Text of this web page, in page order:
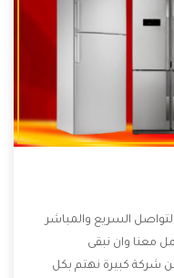
السريع والمباشر
معنا وان نبقى
شركة كبيرة نهتم بكل